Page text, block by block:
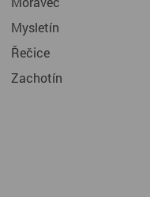
Mysletín
Řečice
Zachotín